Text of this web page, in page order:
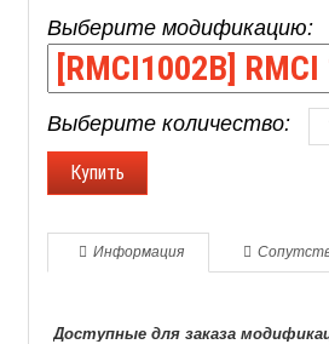
Выберите модификацию:
Выберите количество:
Информация
Доступные для заказа